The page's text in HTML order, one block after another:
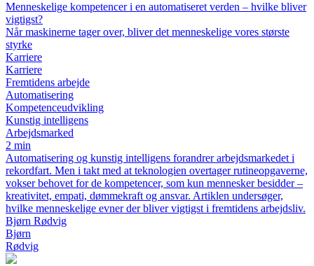
Menneskelige kompetencer i en automatiseret verden – hvilke bliver
vigtigst?
Når maskinerne tager over, bliver det menneskelige vores største
styrke
Karriere
Karriere
Fremtidens arbejde
Automatisering
Kompetenceudvikling
Kunstig intelligens
Arbejdsmarked
2 min
Automatisering og kunstig intelligens forandrer arbejdsmarkedet i
rekordfart. Men i takt med at teknologien overtager rutineopgaverne,
vokser behovet for de kompetencer, som kun mennesker besidder –
kreativitet, empati, dømmekraft og ansvar. Artiklen undersøger,
hvilke menneskelige evner der bliver vigtigst i fremtidens arbejdsliv.
Bjørn Rødvig
Bjørn
Rødvig